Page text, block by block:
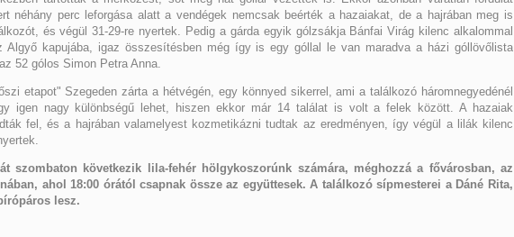
néhány perc leforgása alatt a vendégek nemcsak beérték a hazaiakat, de a hajrában meg is
és végül 31-29-re nyertek. Pedig a gárda egyik gólzsákja Bánfai Virág kilenc alkalommal
Algyő kapujába, igaz összesítésben még így is egy góllal le van maradva a házi góllövőlista
52 gólos Simon Petra Anna.
etapot" Szegeden zárta a hétvégén, egy könnyed sikerrel, ami a találkozó háromnegyedénél
igen nagy különbségű lehet, hiszen ekkor már 14 találat is volt a felek között. A hazaiak
fel, és a hajrában valamelyest kozmetikázni tudtak az eredményen, így végül a lilák kilenc
szombaton következik lila-fehér hölgykoszorúnk számára, méghozzá a fővárosban, az
ahol 18:00 órától csapnak össze az együttesek. A találkozó sípmesterei a Dáné Rita,
lesz.